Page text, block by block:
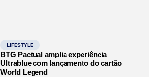
LIFESTYLE
BTG Pactual amplia experiência
Ultrablue com lançamento do cartão
World Legend